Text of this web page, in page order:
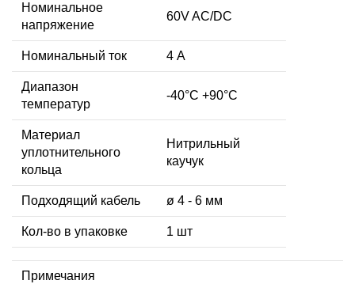
Номинальное
напряжение
60V AC/DC
Номинальный ток 4 А
Диапазон
температур
-40°C +90°C
Материал
уплотнительного
кольца
Нитрильный
каучук
Подходящий кабель ø 4 - 6 мм
Кол-во в упаковке 1 шт
Примечания